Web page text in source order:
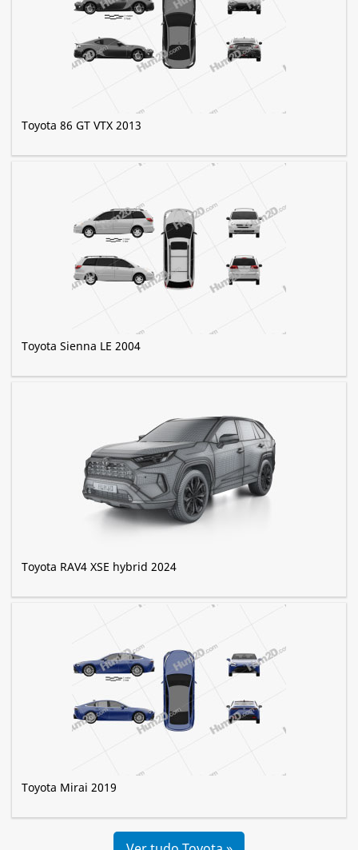
Toyota 86 GT VTX 2013
Toyota Sienna LE 2004
Toyota RAV4 XSE hybrid 2024
Toyota Mirai 2019